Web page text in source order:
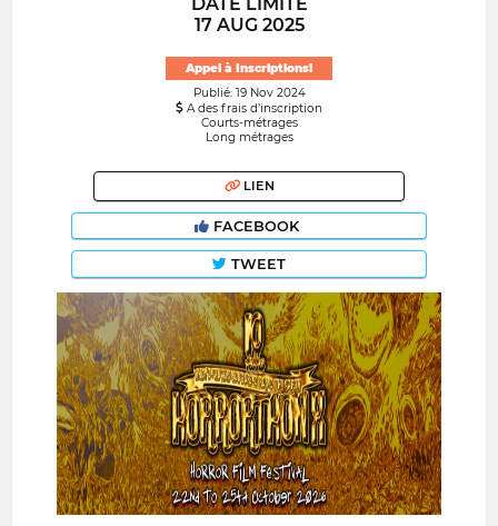
DATE LIMITE
17 AUG 2025
Appel à Inscriptions!
Publié: 19 Nov 2024
A des frais d’inscription
Courts-métrages
Long métrages
LIEN
FACEBOOK
TWEET